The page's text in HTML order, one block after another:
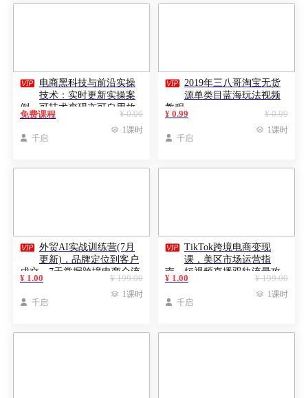
 电商黑科技与前沿实操
技术：实时更新实操案
例，可技术变现亦可自用放
大（2026更新）
¥ 0.00
免费课程
 千启
 1课时
 2019年三八哥淘宝无货
源单类目蓝海玩法视频
教程
¥ 0.99
¥ 0.99
 千启
 1课时
 外贸AI实战训练营(7月
更新)，品牌定位到客户
成交，7天掌握跨境电商全流
程
¥ 199.00
¥ 1.00
 千启
 1课时
 TikTok跨境电商变现
课，美区市场运营指
南，短视频直播双轨流量攻
略
¥ 199.00
¥ 1.00
 千启
 1课时